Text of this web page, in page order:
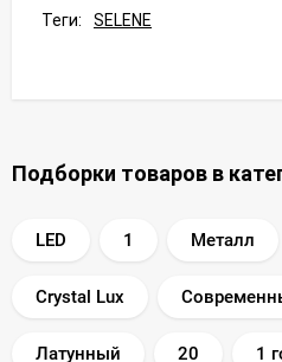
Теги: SELENE
Подборки товаров в
LED 1 Металл
Crystal Lux
Латунный 20 1